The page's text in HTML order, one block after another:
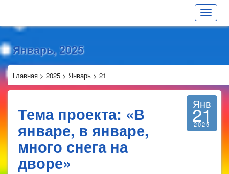
Toggle
Январь, 2025
Главная > 2025 > Январь > 21
Тема проекта: «В
январе, в январе,
много снега на
дворе»
Янв
21
2025